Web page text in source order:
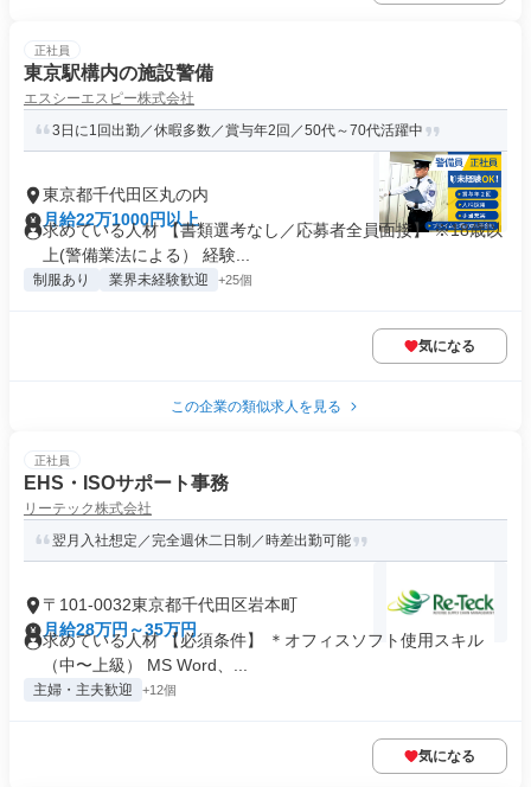
正社員
東京駅構内の施設警備
エスシーエスピー株式会社
3日に1回出勤／休暇多数／賞与年2回／50代～70代活躍中
東京都千代田区丸の内
月給22万1000円以上
求めている人材 【書類選考なし／応募者全員面接】 ※18歳以
上(警備業法による） 経験...
制服あり 業界未経験歓迎 +25個
気になる
この企業の類似求人を見る
正社員
EHS・ISOサポート事務
リーテック株式会社
翌月入社想定／完全週休二日制／時差出勤可能
〒101-0032東京都千代田区岩本町
月給28万円～35万円
求めている人材 【必須条件】 ＊オフィスソフト使用スキル
（中〜上級） MS Word、...
主婦・主夫歓迎 +12個
気になる